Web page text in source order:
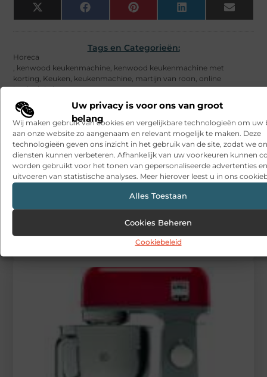
Uw privacy is voor ons van groot
belang
Wij maken gebruik van cookies en vergelijkbare technologieën om uw
aan onze website zo aangenaam en relevant mogelijk te maken. Deze
technologieën geven ons inzicht in het gebruik van de site, zodat we
diensten kunnen verbeteren. Afhankelijk van uw voorkeuren kunnen
worden gebruikt voor het tonen van gepersonaliseerde advertenties
uitvoeren van statistische analyses. Meer hierover leest u in ons
Alles Toestaan
Cookies Beheren
Cookiebeleid
X
(Twitter)
Facebook Pinterest LinkedIn Email
Tags en Categorieën:
Horeca
, kenwood keukenmachine, kenwood keukenmachine met
korting, Keuken, keukenmachine, martijn van roon, online
kookwinkel
DEEL DIT:
Begin vandaag nog
met bloggen op
Wannagive
Stuur ons een bericht
Registreer hier